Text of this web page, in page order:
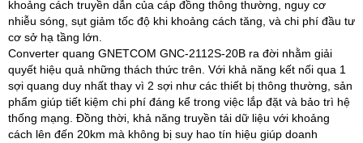
khoảng cách truyền dẫn của cáp đồng thông thường, nguy cơ
nhiễu sóng, sụt giảm tốc độ khi khoảng cách tăng, và chi phí đầu tư
cơ sở hạ tầng lớn.
Converter quang GNETCOM GNC-2112S-20B ra đời nhằm giải
quyết hiệu quả những thách thức trên. Với khả năng kết nối qua 1
sợi quang duy nhất thay vì 2 sợi như các thiết bị thông thường, sản
phẩm giúp tiết kiệm chi phí đáng kể trong việc lắp đặt và bảo trì hệ
thống mạng. Đồng thời, khả năng truyền tải dữ liệu với khoảng
cách lên đến 20km mà không bị suy hao tín hiệu giúp doanh